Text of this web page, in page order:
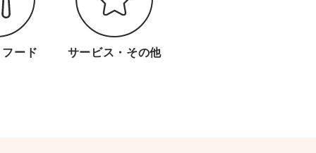
ード サービス・ その他